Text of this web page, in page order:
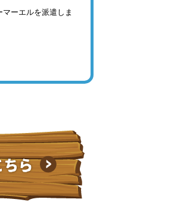
ーエルを派遣しま